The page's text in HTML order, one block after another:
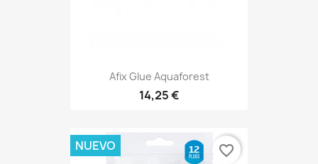
Afix Glue Aquaforest
14,25 €
NUEVO favorite_border